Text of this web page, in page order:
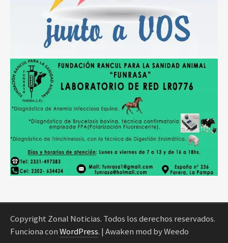
Copyright Zonal Noticias. Todos los derechos reservados.
Funciona conWordPress. | Awaken mod by Weedo